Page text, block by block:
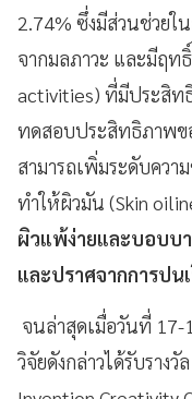
2.74% ซึ่งมีส่วนช่วยใ
จากมลภาวะ และมีฤท
activities) ที่มีประสิท
ทดสอบประสิทธิภาพ
สามารถเพิ่มระดับคว
ทำให้ผิวมัน (Skin
ผิวแพ้ง่ายและบอบบ
และปราศจากการปน
จนล่าสุดเมื่อวันที่ 17-
วิจัยดังกล่าวได้รับราง